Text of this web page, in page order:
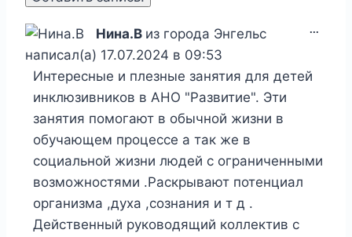
Нина.В из города Энгельс
написал(а) 17.07.2024 в 09:53
Интересные и плезные занятия для детей
инклюзивников в АНО "Развитие". Эти
занятия помогают в обычной жизни в
обучающем процессе а так же в
социальной жизни людей с ограниченными
возможностями .Раскрывают потенциал
организма ,духа ,сознания и т д .
Действенный руководящий коллектив с
...